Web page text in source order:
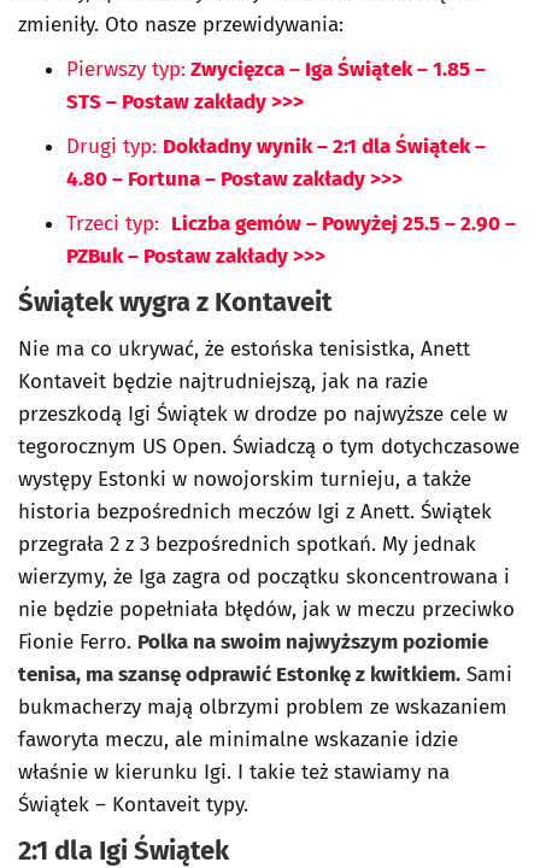
zmieniły. Oto nasze przewidywania:
Pierwszy typ:Zwycięzca – Iga Świątek – 1.85 –
STS – Postaw zakłady >>>
Drugi typ: Dokładny wynik – 2:1 dla Świątek –
4.80 – Fortuna – Postaw zakłady >>>
Trzeci typ: Liczba gemów – Powyżej 25.5 – 2.90 –
PZBuk – Postaw zakłady >>>
Świątek wygra z Kontaveit
Nie ma co ukrywać, że estońska tenisistka, Anett
Kontaveit będzie najtrudniejszą, jak na razie
przeszkodą Igi Świątek w drodze po najwyższe cele w
tegorocznym US Open. Świadczą o tym dotychczasowe
występy Estonki w nowojorskim turnieju, a także
historia bezpośrednich meczów Igi z Anett. Świątek
przegrała 2 z 3 bezpośrednich spotkań. My jednak
wierzymy, że Iga zagra od początku skoncentrowana i
nie będzie popełniała błędów, jak w meczu przeciwko
Fionie Ferro. Polka na swoim najwyższym poziomie
tenisa, ma szansę odprawić Estonkę z kwitkiem. Sami
bukmacherzy mają olbrzymi problem ze wskazaniem
faworyta meczu, ale minimalne wskazanie idzie
właśnie w kierunku Igi. I takie też stawiamy na
Świątek – Kontaveit typy.
2:1 dla Igi Świątek